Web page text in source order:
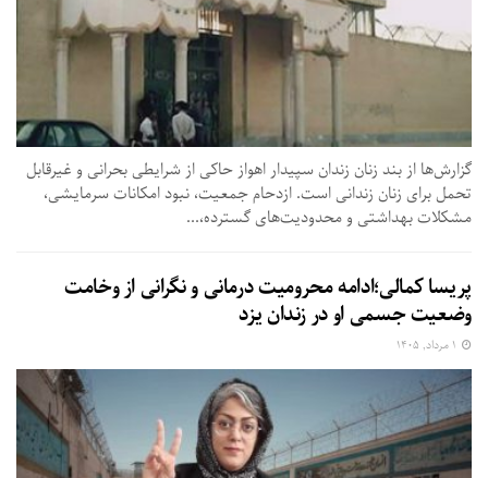
گزارش‌ها از بند زنان زندان سپیدار اهواز حاکی از شرایطی بحرانی و غیرقابل
تحمل برای زنان زندانی است. ازدحام جمعیت، نبود امکانات سرمایشی،
مشکلات بهداشتی و محدودیت‌های گسترده،...
پریسا کمالی؛ادامه محرومیت درمانی و نگرانی از وخامت
وضعیت جسمی او در زندان یزد